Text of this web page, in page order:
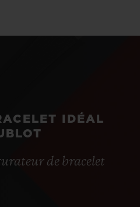
IDÉAL
de bracelet